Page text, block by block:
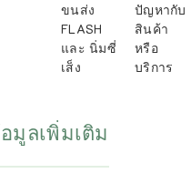
ขนส่ง
FLASH
และ นิ่มซี่
เส็ง
ปัญหากับ
สินค้า
หรือ
บริการ
มูลเพิ่มเติม